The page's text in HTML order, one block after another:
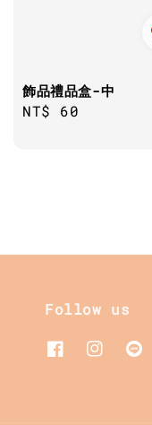
飾品禮品盒-中
Regular
NT$ 60
Follow us